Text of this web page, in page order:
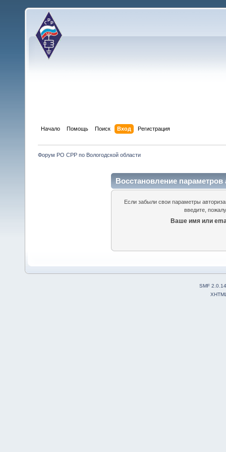
Начало Помощь Поиск Вход Регистрация
Форум РО СРР по Вологодской области
Восстановление параметров
Если забыли свои параметры
введите,
Ваше имя или
SMF 2.0.14